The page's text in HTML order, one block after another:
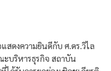
สดงความยินดีกับ ศ.ดร.วิไล
ะบริหารธุรกิจ สถาบัน